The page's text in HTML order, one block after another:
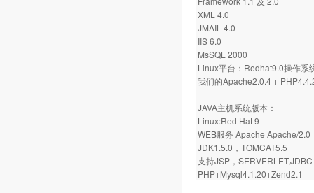
XML 4.0
JMAIL 4.0
IIS 6.0
MsSQL 2000
Linux平台：Redhat9.0操作系
我们的Apache2.0.4 +
JAVA主机系统版本：
Linux:Red Hat 9
WEB服务 Apache Apache/2.0
JDK1.5.0，TOMCAT5.5
支持JSP，
PHP+Mysql4.1.20+Zend2.1